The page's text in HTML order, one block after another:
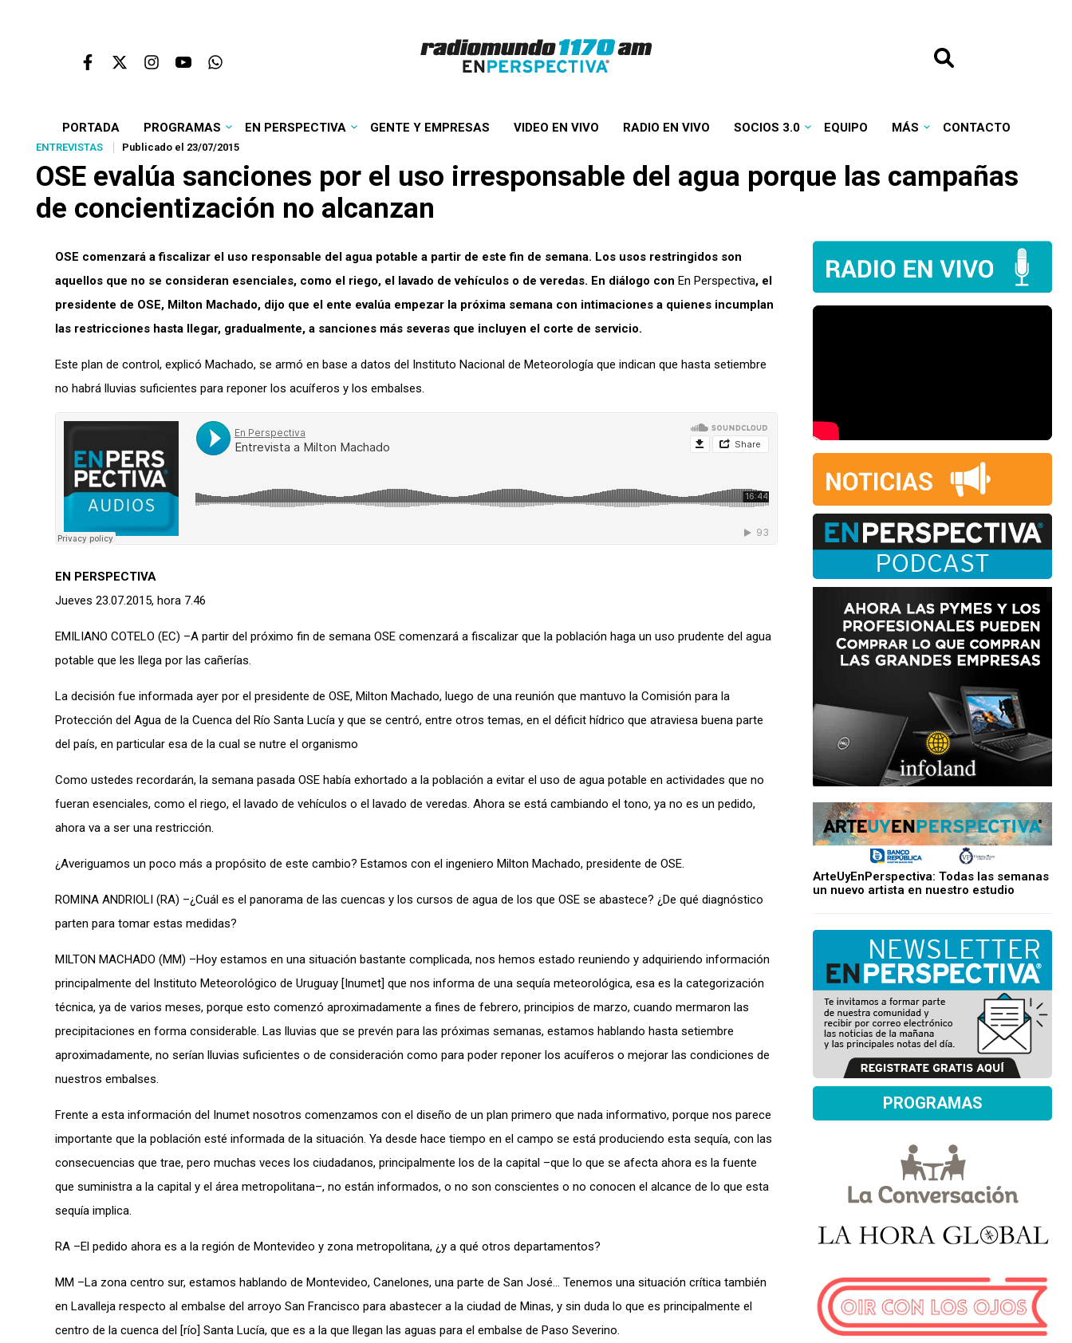
PORTADA PROGRAMAS EN PERSPECTIVA GENTE Y EMPRESAS VIDEO EN VIVO RADIO EN VIVO SOCIOS 3.0 EQUIPO MÁS CONTACTO
ENTREVISTAS Publicado el 23/07/2015
OSE evalúa sanciones por el uso irresponsable del agua porque las campañas
de concientización no alcanzan
OSE comenzará a fiscalizar el uso responsable del agua potable a partir de este fin de semana. Los usos restringidos son
aquellos que no se consideran esenciales, como el riego, el lavado de vehículos o de veredas. En diálogo con En Perspectiva, el
presidente de OSE, Milton Machado, dijo que el ente evalúa empezar la próxima semana con intimaciones a quienes incumplan
las restricciones hasta llegar, gradualmente, a sanciones más severas que incluyen el corte de servicio.
Este plan de control, explicó Machado, se armó en base a datos del Instituto Nacional de Meteorología que indican que hasta setiembre
no habrá lluvias suficientes para reponer los acuíferos y los embalses.
EN PERSPECTIVA
Jueves 23.07.2015, hora 7.46
EMILIANO COTELO (EC) –A partir del próximo fin de semana OSE comenzará a fiscalizar que la población haga un uso prudente del agua
potable que les llega por las cañerías.
La decisión fue informada ayer por el presidente de OSE, Milton Machado, luego de una reunión que mantuvo la Comisión para la
Protección del Agua de la Cuenca del Río Santa Lucía y que se centró, entre otros temas, en el déficit hídrico que atraviesa buena parte
del país, en particular esa de la cual se nutre el organismo
Como ustedes recordarán, la semana pasada OSE había exhortado a la población a evitar el uso de agua potable en actividades que no
fueran esenciales, como el riego, el lavado de vehículos o el lavado de veredas. Ahora se está cambiando el tono, ya no es un pedido,
ahora va a ser una restricción.
¿Averiguamos un poco más a propósito de este cambio? Estamos con el ingeniero Milton Machado, presidente de OSE.
ROMINA ANDRIOLI (RA) –¿Cuál es el panorama de las cuencas y los cursos de agua de los que OSE se abastece? ¿De qué diagnóstico
parten para tomar estas medidas?
MILTON MACHADO (MM) –Hoy estamos en una situación bastante complicada, nos hemos estado reuniendo y adquiriendo información
principalmente del Instituto Meteorológico de Uruguay [Inumet] que nos informa de una sequía meteorológica, esa es la categorización
técnica, ya de varios meses, porque esto comenzó aproximadamente a fines de febrero, principios de marzo, cuando mermaron las
precipitaciones en forma considerable. Las lluvias que se prevén para las próximas semanas, estamos hablando hasta setiembre
aproximadamente, no serían lluvias suficientes o de consideración como para poder reponer los acuíferos o mejorar las condiciones de
nuestros embalses.
Frente a esta información del Inumet nosotros comenzamos con el diseño de un plan primero que nada informativo, porque nos parece
importante que la población esté informada de la situación. Ya desde hace tiempo en el campo se está produciendo esta sequía, con las
consecuencias que trae, pero muchas veces los ciudadanos, principalmente los de la capital –que lo que se afecta ahora es la fuente
que suministra a la capital y el área metropolitana–, no están informados, o no son conscientes o no conocen el alcance de lo que esta
sequía implica.
RA –El pedido ahora es a la región de Montevideo y zona metropolitana, ¿y a qué otros departamentos?
MM –La zona centro sur, estamos hablando de Montevideo, Canelones, una parte de San José… Tenemos una situación crítica también
en Lavalleja respecto al embalse del arroyo San Francisco para abastecer a la ciudad de Minas, y sin duda lo que es principalmente el
centro de la cuenca del [río] Santa Lucía, que es a la que llegan las aguas para el embalse de Paso Severino.
ArteUyEnPerspectiva: Todas las semanas
un nuevo artista en nuestro estudio
PROGRAMAS